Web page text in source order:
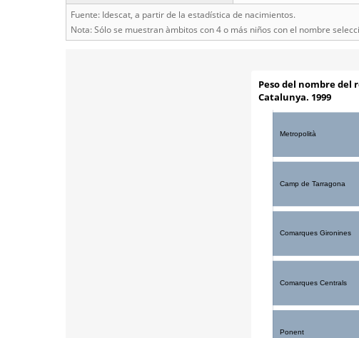
Fuente: Idescat, a partir de la estadística de nacimientos.
Nota: Sólo se muestran àmbitos con 4 o más niños con el nombre